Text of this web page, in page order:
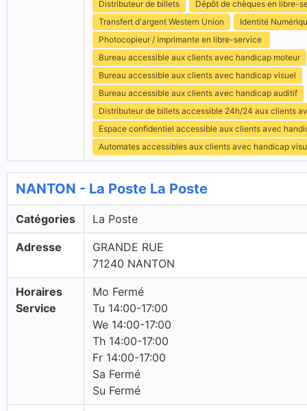
Distributeur de billets
Dépôt de chèques en libre-
Transfert d'argent Western Union
Identité
Photocopieur / imprimante en libre-service
Bureau accessible aux clients avec handicap moteur
Bureau accessible aux clients avec handicap visuel
Bureau accessible aux clients avec handicap auditif
Distributeur de billets accessible 24h/24 aux clients
Espace confidentiel accessible aux clients avec
Automates accessibles aux clients avec handicap
NANTON - La Poste La Poste
Catégories La Poste
Adresse
GRANDE RUE
71240 NANTON
Horaires
Service
Mo Fermé
Tu 14:00-17:00
We 14:00-17:00
Th 14:00-17:00
Fr 14:00-17:00
Sa Fermé
Su Fermé